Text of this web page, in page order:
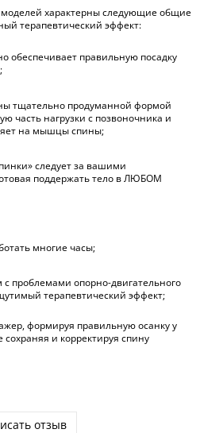
характерны следующие общие
терапевтический эффект:
обеспечивает правильную посадку
тщательно продуманной формой
часть нагрузки с позвоночника и
на мышцы спины;
следует за вашими
поддержать тело в ЛЮБОМ
многие часы;
с проблемами опорно-двигательного
терапевтический эффект;
формируя правильную осанку у
сохраняя и корректируя спину
отзыв